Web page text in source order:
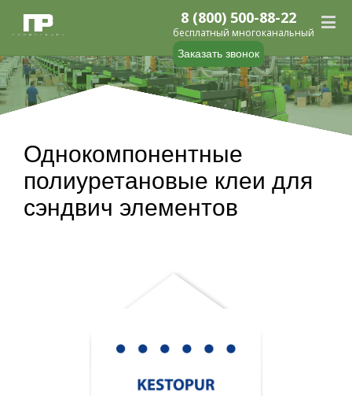
Заказать звонок
8 (800) 500-88-22
бесплатный многоканальный
Однокомпонентные
полиуретановые клеи для
сэндвич элементов